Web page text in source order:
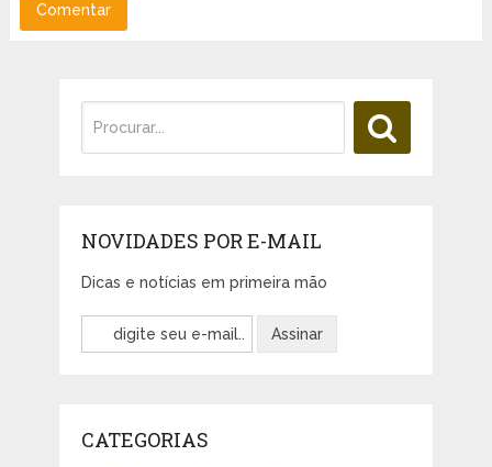
NOVIDADES POR E-MAIL
Dicas e notícias em primeira mão
CATEGORIAS